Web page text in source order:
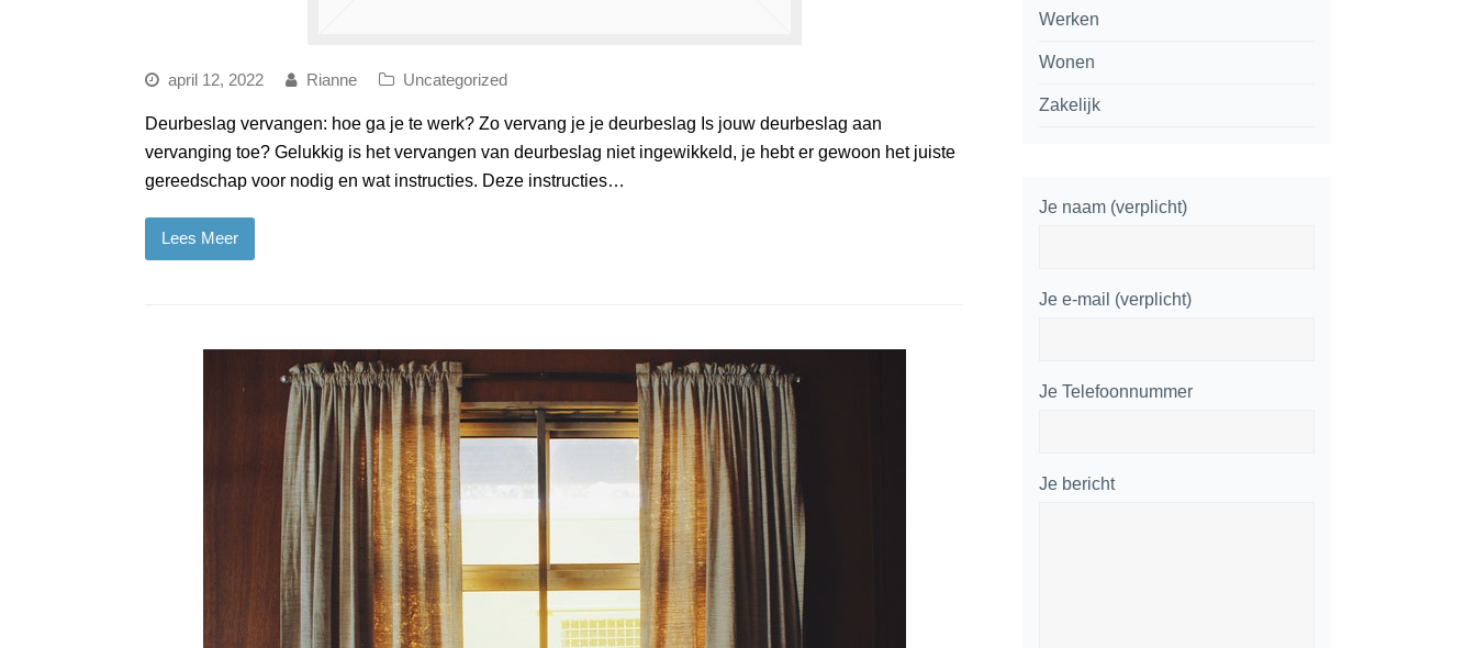
april 12, 2022 Rianne Uncategorized
Deurbeslag vervangen: hoe ga je te werk? Zo vervang je je deurbeslag Is jouw deurbeslag aan
vervanging toe? Gelukkig is het vervangen van deurbeslag niet ingewikkeld, je hebt er gewoon het juiste
gereedschap voor nodig en wat instructies. Deze instructies…
Lees Meer
Werken
Wonen
Zakelijk
Je naam (verplicht)
Je e-mail (verplicht)
Je Telefoonnummer
Je bericht